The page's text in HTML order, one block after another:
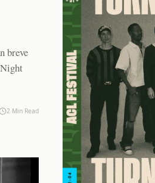
breve
2 Min Read